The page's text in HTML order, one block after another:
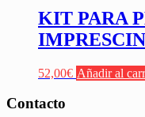
KIT PARA
52,00€ Añadir al
Contacto